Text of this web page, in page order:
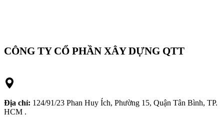
CÔNG TY CỔ PHẦN XÂY DỰNG QTT
Địa chỉ: 124/91/23 Phan Huy Ích, Phường 15, Quận Tân Bình, TP.
HCM .